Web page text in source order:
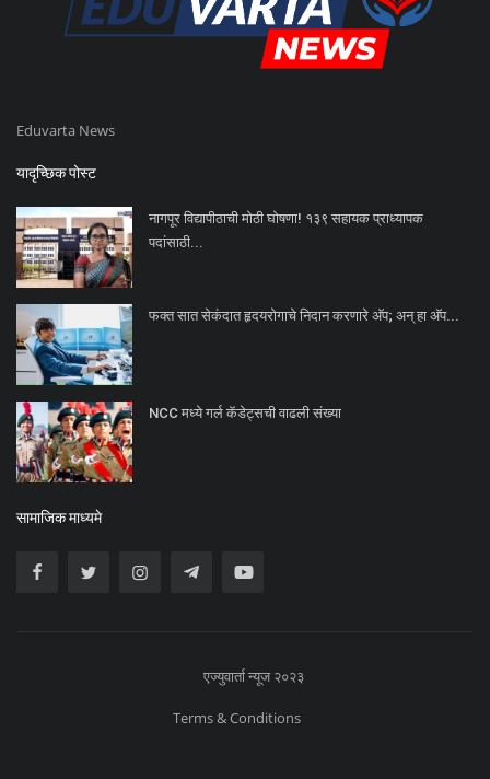
Eduvarta News
यादृच्छिक पोस्ट
नागपूर विद्यापीठाची मोठी घोषणा! १३९ सहायक प्राध्यापक
पदांसाठी...
फक्त सात सेकंदात हृदयरोगाचे निदान करणारे अ‍ॅप; अन् हा अ‍ॅप...
NCC मध्ये गर्ल कॅडेट्सची वाढली संख्या
सामाजिक माध्यमे
एज्युवार्ता न्यूज २०२३
Terms & Conditions